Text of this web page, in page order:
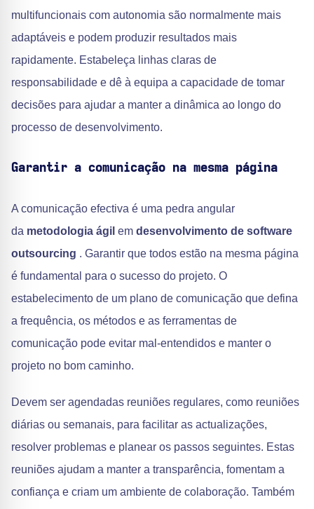
multifuncionais com autonomia são normalmente mais
adaptáveis e podem produzir resultados mais
rapidamente. Estabeleça linhas claras de
responsabilidade e dê à equipa a capacidade de tomar
decisões para ajudar a manter a dinâmica ao longo do
processo de desenvolvimento.
Garantir a comunicação na mesma página
A comunicação efectiva é uma pedra angular
da metodologia ágil em desenvolvimento de software
outsourcing . Garantir que todos estão na mesma página
é fundamental para o sucesso do projeto. O
estabelecimento de um plano de comunicação que defina
a frequência, os métodos e as ferramentas de
comunicação pode evitar mal-entendidos e manter o
projeto no bom caminho.
Devem ser agendadas reuniões regulares, como reuniões
diárias ou semanais, para facilitar as actualizações,
resolver problemas e planear os passos seguintes. Estas
reuniões ajudam a manter a transparência, fomentam a
confiança e criam um ambiente de colaboração. Também